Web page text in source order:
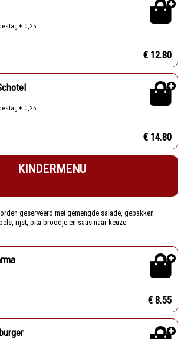
€ 0,25
€ 12.80
€ 0,25
€ 14.80
KINDERMENU
geserveerd met gemengde salade, gebakken
rijst, pita broodje en saus naar keuze
€ 8.55